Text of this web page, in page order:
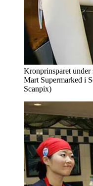
Kronprinsparet
Mart Supermarked i
Scanpix)